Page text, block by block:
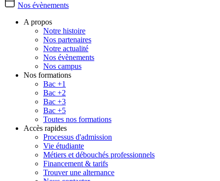
Nos évènements
A propos
Notre histoire
Nos partenaires
Notre actualité
Nos évènements
Nos campus
Nos formations
Bac +1
Bac +2
Bac +3
Bac +5
Toutes nos formations
Accès rapides
Processus d'admission
Vie étudiante
Métiers et débouchés professionnels
Financement & tarifs
Trouver une alternance